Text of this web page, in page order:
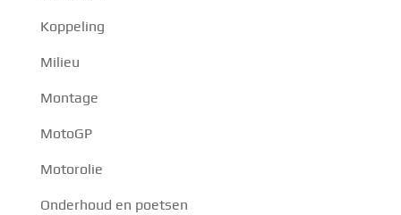
Koppeling
Milieu
Montage
MotoGP
Motorolie
Onderhoud en poetsen